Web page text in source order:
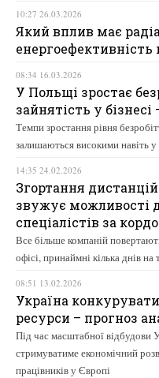
10:27 26.03.2026
Який вплив має
енергоефективність
08:34 16.03.2026
У Польщі зростає
зайнятість у
Темпи зростання рівня
залишаються високими навіть
14:35 24.02.2026
Згортання
звужує можливості
спеціалістів за
Все більше компаній
офісі, принаймні кілька днів
08:51 13.02.2026
Україна
ресурси – прогноз
Під час масштабної відбудови
стримуватиме економічний
працівників у Європі